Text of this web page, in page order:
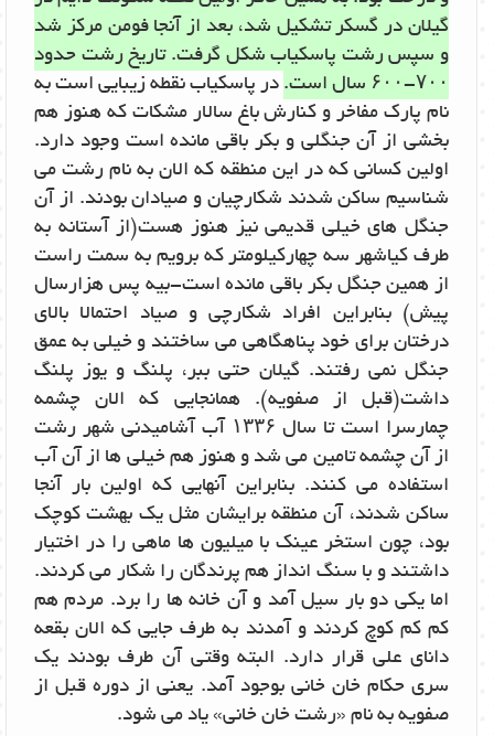
گیلان در گسکر تشکیل شد، بعد از آنجا فومن مرکز شد
و سپس رشت پاسکیاب شکل گرفت. تاریخ رشت حدود
۷۰۰-۶۰۰ سال است.
در پاسکیاب نقطه زیبایی است به
نام پارک مفاخر و کنارش باغ سالار مشکات که هنوز هم
بخشی از آن جنگلی و بکر باقی مانده است وجود دارد.
اولین کسانی که در این منطقه که الان به نام رشت می
شناسیم ساکن شدند شکارچیان و صیادان بودند. از آن
جنگل های خیلی قدیمی نیز هنوز هست(از آستانه به
طرف کیاشهر سه چهارکیلومتر که برویم به سمت راست
از همین جنگل بکر باقی مانده است-بیه پس هزارسال
پیش) بنابراین افراد شکارچی و صیاد احتمالا بالای
درختان برای خود پناهگاهی می ساختند و خیلی به عمق
جنگل نمی رفتند. گیلان حتی ببر، پلنگ و یوز پلنگ
داشت(قبل از صفویه). همانجایی که الان چشمه
چمارسرا است تا سال ۱۳۳۶ آب آشامیدنی شهر رشت
از آن چشمه تامین می شد و هنوز هم خیلی ها از آن آب
استفاده می کنند. بنابراین آنهایی که اولین بار آنجا
ساکن شدند، آن منطقه برایشان مثل یک بهشت کوچک
بود، چون استخر عینک با میلیون ها ماهی را در اختیار
داشتند و با سنگ انداز هم پرندگان را شکار می کردند.
اما یکی دو بار سیل آمد و آن خانه ها را برد. مردم هم
کم کم کوچ کردند و آمدند به طرف جایی که الان بقعه
دانای علی قرار دارد. البته وقتی آن طرف بودند یک
سری حکام خان خانی بوجود آمد. یعنی از دوره قبل از
صفویه به نام «رشت خان خانی» یاد می شود.